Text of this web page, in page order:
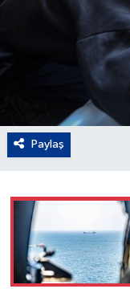
Paylaş